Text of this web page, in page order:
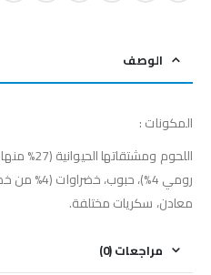
الوصف
المكونات :
رومي 4%)،
معادن، سكريات مختلفة.
مراجعات (0)